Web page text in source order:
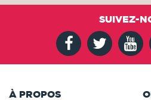
SUIVEZ-
À PROPOS